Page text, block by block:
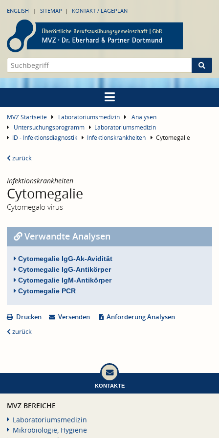
ENGLISH SITEMAP KONTAKT / LAGEPLAN
MVZ Startseite Laboratoriumsmedizin
Analysen
Untersuchungsprogramm
Laboratoriumsmedizin
ID - Infektionsdiagnostik
Infektionskrankheiten Cytomegalie
zurück
Infektionskrankheiten
Cytomegalie
Cytomegalo virus
Verwandte Analysen
Cytomegalie IgG-Ak-Avidität
Cytomegalie IgG-Antikörper
Cytomegalie IgM-Antikörper
Cytomegalie PCR
Drucken Versenden
Anforderung Analysen
zurück
KONTAKTE
MVZ BEREICHE
Laboratoriumsmedizin
Mikrobiologie, Hygiene